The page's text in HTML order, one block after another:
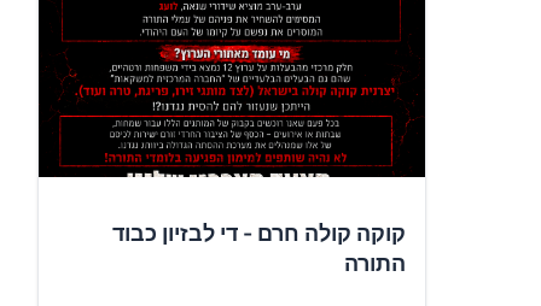
קוקה קולה חרם - די לבזיון כבוד
התורה